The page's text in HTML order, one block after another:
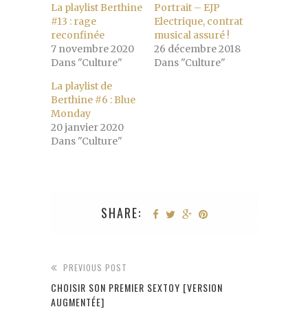
La playlist Berthine
#13 : rage
reconfinée
7 novembre 2020
Dans "Culture"
Portrait – EJP
Electrique, contrat
musical assuré !
26 décembre 2018
Dans "Culture"
La playlist de
Berthine #6 : Blue
Monday
20 janvier 2020
Dans "Culture"
SHARE:
PREVIOUS POST
CHOISIR SON PREMIER SEXTOY [VERSION
AUGMENTÉE]